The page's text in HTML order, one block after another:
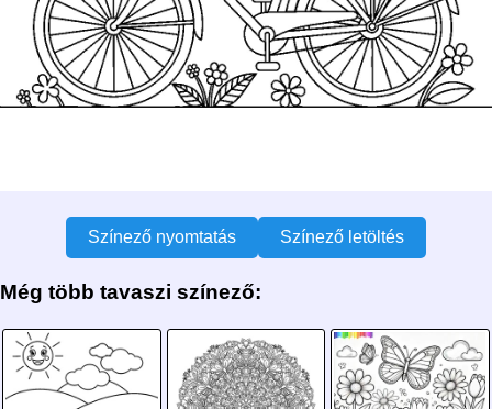
Színező nyomtatás Színező letöltés
Még több tavaszi színező: